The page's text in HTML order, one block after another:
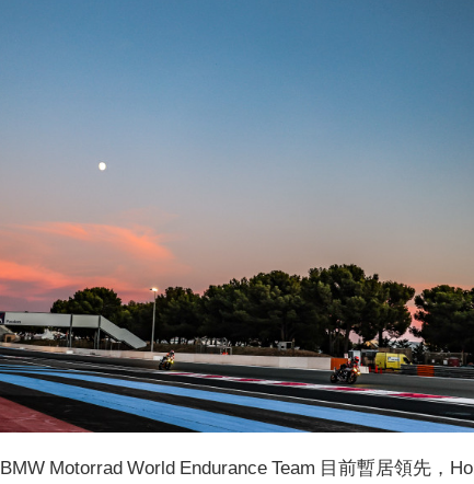
BMW Motorrad World Endurance Team 目前暫居領先，